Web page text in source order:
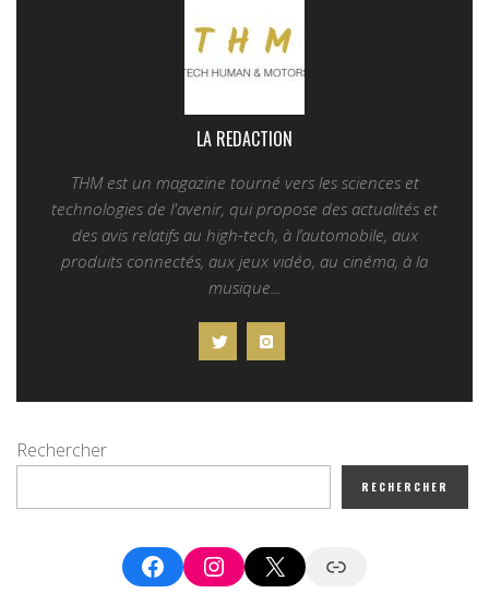
LA REDACTION
THM est un magazine tourné vers les sciences et
technologies de l'avenir, qui propose des actualités et
des avis relatifs au high-tech, à l’automobile, aux
produits connectés, aux jeux vidéo, au cinéma, à la
musique...
Rechercher
RECHERCHER
FacebookInstagram
X Google News